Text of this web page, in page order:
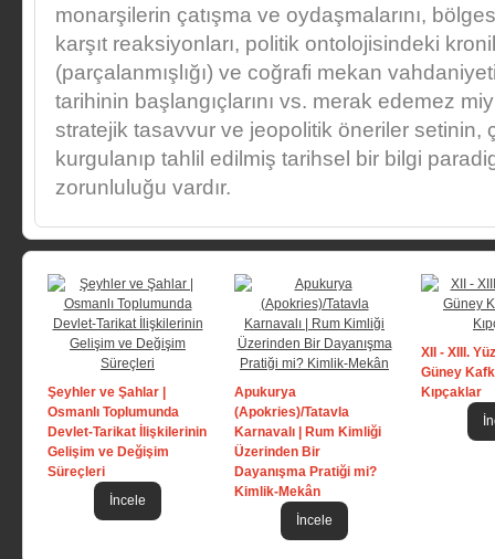
monarşilerin çatışma ve oydaşmalarını,
karşıt reaksiyonları, politik ontolojisindeki
(parçalanmışlığı) ve coğrafi mekan
tarihinin başlangıçlarını vs. merak edemez
stratejik tasavvur ve jeopolitik öneriler setinin,
kurgulanıp tahlil edilmiş tarihsel bir bilgi
zorunluluğu vardır.
Şeyhler ve Şahlar |
Osmanlı Toplumunda
Devlet-Tarikat İlişkilerinin
Gelişim ve Değişim
Süreçleri
İncele
Apukurya
(Apokries)/Tatavla
Karnavalı | Rum Kimliği
Üzerinden Bir
Dayanışma Pratiği mi?
Kimlik-Mekân
İncele
XII - XIII.
Güney
Kıpçaklar